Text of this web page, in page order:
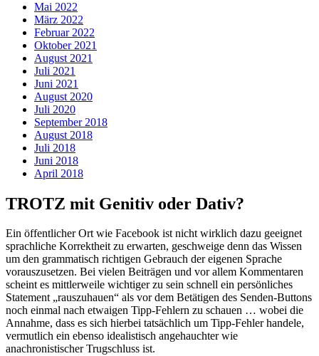
Mai 2022
März 2022
Februar 2022
Oktober 2021
August 2021
Juli 2021
Juni 2021
August 2020
Juli 2020
September 2018
August 2018
Juli 2018
Juni 2018
April 2018
TROTZ mit Genitiv oder Dativ?
Ein öffentlicher Ort wie Facebook ist nicht wirklich dazu geeignet
sprachliche Korrektheit zu erwarten, geschweige denn das Wissen
um den grammatisch richtigen Gebrauch der eigenen Sprache
vorauszusetzen. Bei vielen Beiträgen und vor allem Kommentaren
scheint es mittlerweile wichtiger zu sein schnell ein persönliches
Statement „rauszuhauen“ als vor dem Betätigen des Senden-Buttons
noch einmal nach etwaigen Tipp-Fehlern zu schauen … wobei die
Annahme, dass es sich hierbei tatsächlich um Tipp-Fehler handele,
vermutlich ein ebenso idealistisch angehauchter wie
anachronistischer Trugschluss ist.